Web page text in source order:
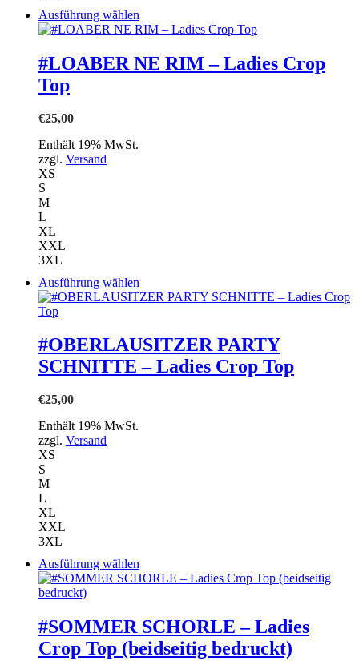
Ausführung wählen
Produkt
mehrere
Varianten
#LOABER NE RIM – Ladies Crop
Top
€25,00
Enthält 19% MwSt.
zzgl. Versand
XS
S
M
L
XL
XXL
3XL
Ausführung wählen
Produkt
Varianten
auf.
Die
#OBERLAUSITZER PARTY
SCHNITTE – Ladies Crop Top
€25,00
Enthält 19% MwSt.
zzgl. Versand
XS
S
M
L
XL
XXL
3XL
Ausführung wählen
Produkt
Varianten
auf.
Die
#SOMMER SCHORLE – Ladies
Crop Top (beidseitig bedruckt)